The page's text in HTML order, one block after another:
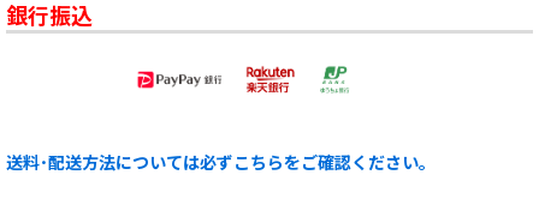
銀行振込
送料･配送方法については必ずこちらをご確認ください。